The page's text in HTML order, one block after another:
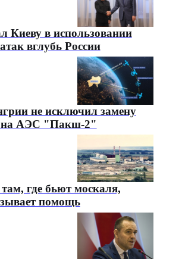
Киеву в использовании
вглубь России
не исключил замену
на АЭС "Пакш-2"
где бьют москаля,
помощь